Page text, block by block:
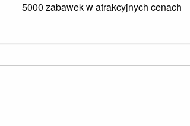
5000 zabawek w atrakcyjnych cenach